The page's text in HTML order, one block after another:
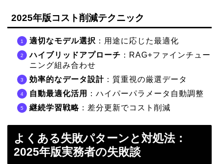
2025年版コスト削減テクニック
適切なモデル選択 ：用途に応じた最適化
ハイブリッドアプローチ ：RAG+ファインチュー
ニング組み合わせ
効率的なデータ設計 ：質重視の厳選データ
自動最適化活用
：ハイパーパラメータ自動調整
継続学習戦略 ：差分更新でコスト削減
よくある失敗パターンと対処法：
2025年版実務者の失敗談